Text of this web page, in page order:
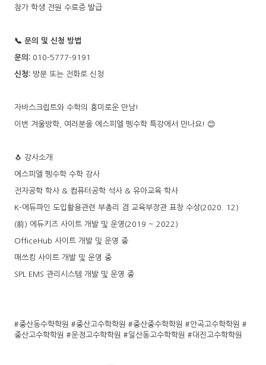
참가 학생 전원 수료증 발급
📞 문의 및 신청 방법
문의: 010-5777-9191
신청: 방문 또는 전화로 신청
자바스크립트와 수학의 흥미로운 만남!
이번 겨울방학, 여러분을 에스피엘 펭수학 특강에서 만나요! 😊
🐧 강사소개
에스피엘 펭수학 수학 강사
전자공학 학사 & 컴퓨터공학 석사 & 유아교육 학사
K-에듀파인 도입활용관련 부총리 겸 교육부장관 표창 수상(2020. 12)
(前) 에듀키즈 사이트 개발 및 운영(2019 ~ 2022)
OfficeHub 사이트 개발 및 운영 중
매쓰킹 사이트 개발 및 운영 중
SPL EMS 관리시스템 개발 및 운영 중
#중산동수학학원 #중산고수학학원 #중산중수학학원 #안곡고수학학원 #
중산고수학학원 #운정고수학학원 #일산동고수학학원 #대진고수학학원